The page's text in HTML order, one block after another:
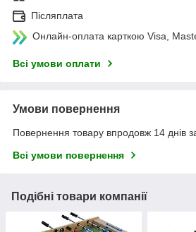
Післяплата
Онлайн-оплата карткою Visa,
Всі умови оплати
Умови повернення
Повернення товару впродовж 14 днів
Всі умови повернення
Подібні товари компанії